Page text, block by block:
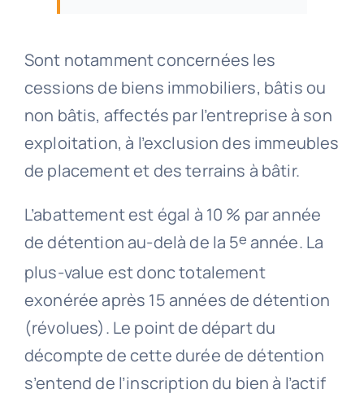
Sont notamment concernées les
cessions de biens immobiliers, bâtis ou
non bâtis, affectés par l’entreprise à son
exploitation, à l’exclusion des immeubles
de placement et des terrains à bâtir.
L’abattement est égal à 10 % par année
de détention au-delà de la 5e année. La
plus-value est donc totalement
exonérée après 15 années de détention
(révolues). Le point de départ du
décompte de cette durée de détention
s’entend de l’inscription du bien à l’actif